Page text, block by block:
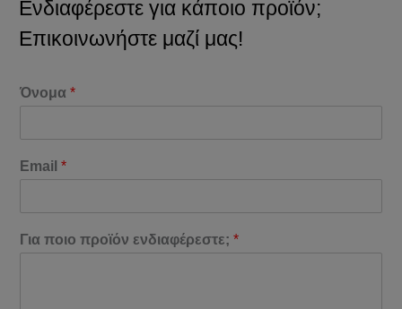
Ενδιαφέρεστε για κάποιο προϊόν;
Επικοινωνήστε μαζί μας!
Όνομα*
Email*
Για ποιο προϊόν ενδιαφέρεστε;*